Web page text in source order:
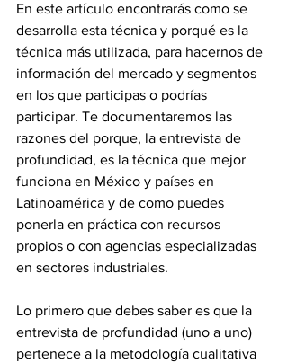
En este artículo encontrarás como se
desarrolla esta técnica y porqué es la
técnica más utilizada, para hacernos de
información del mercado y segmentos
en los que participas o podrías
participar. Te documentaremos las
razones del porque, la entrevista de
profundidad, es la técnica que mejor
funciona en México y países en
Latinoamérica y de como puedes
ponerla en práctica con recursos
propios o con agencias especializadas
en sectores industriales.
Lo primero que debes saber es que la
entrevista de profundidad (uno a uno)
pertenece a la metodología cualitativa